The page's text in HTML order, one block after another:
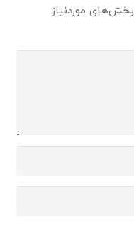
بخش‌های موردنیاز